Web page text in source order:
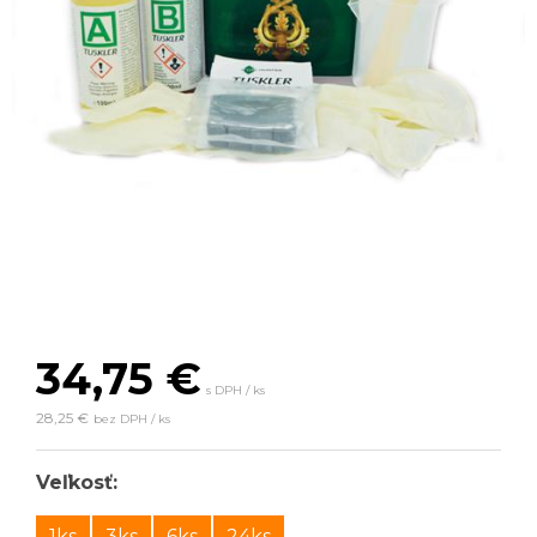
34,75 € s DPH / ks
28,25 € bez DPH / ks
Veľkosť: